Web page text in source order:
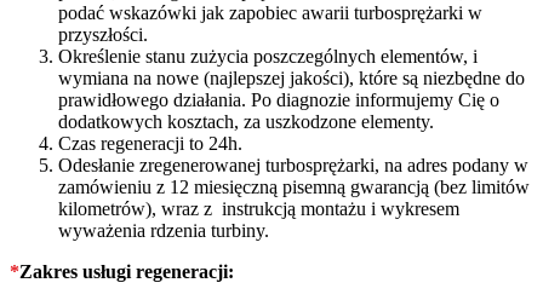
podać wskazówki jak zapobiec awarii turbosprężarki w
przyszłości.
Określenie stanu zużycia poszczególnych elementów, i
wymiana na nowe (najlepszej jakości), które są niezbędne do
prawidłowego działania. Po diagnozie informujemy Cię o
dodatkowych kosztach, za uszkodzone elementy.
Czas regeneracji to 24h.
Odesłanie zregenerowanej turbosprężarki, na adres podany w
zamówieniu z 12 miesięczną pisemną gwarancją (bez limitów
kilometrów), wraz z instrukcją montażu i wykresem
wyważenia rdzenia turbiny.
*Zakres usługi regeneracji: